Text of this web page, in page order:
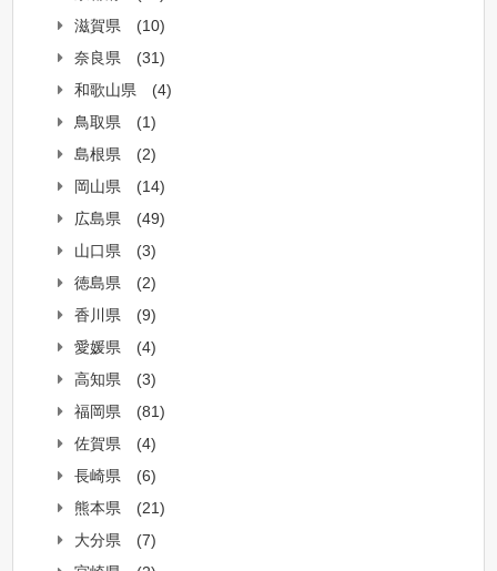
滋賀県
(10)
奈良県
(31)
和歌山県
(4)
鳥取県
(1)
島根県
(2)
岡山県
(14)
広島県
(49)
山口県
(3)
徳島県
(2)
香川県
(9)
愛媛県
(4)
高知県
(3)
福岡県
(81)
佐賀県
(4)
長崎県
(6)
熊本県
(21)
大分県
(7)